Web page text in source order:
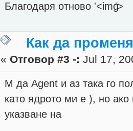
Благодаря отново '>
Как да
« Отговор #3 -: Jul 17,
М да Agent и аз така го
като ядрото ми е ), но
указване на